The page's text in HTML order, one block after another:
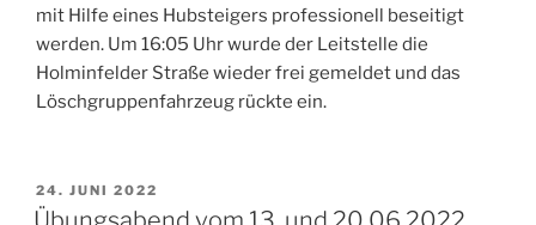
mit Hilfe eines Hubsteigers professionell beseitigt
werden. Um 16:05 Uhr wurde der Leitstelle die
Holminfelder Straße wieder frei gemeldet und das
Löschgruppenfahrzeug rückte ein.
VERÖFFENTLICHT
AM
24. JUNI 2022